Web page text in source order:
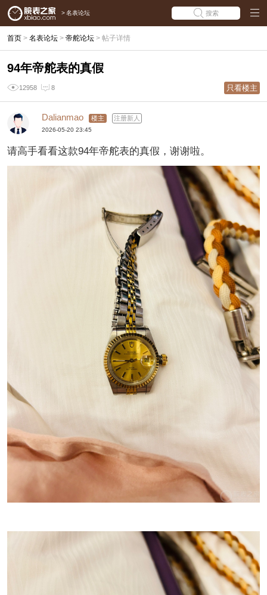
> 名表论坛 搜索
首页 > 名表论坛 > 帝舵论坛 > 帖子详情
94年帝舵表的真假
12958 8 只看楼主
Dalianmao 楼主 注册新人
2026-05-20 23:45
请高手看看这款94年帝舵表的真假，谢谢啦。